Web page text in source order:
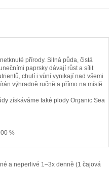
přírody. Silná půda, čistá
paprsky dávají růst a sílit
chutí i vůní vynikají nad všemi
výhradně ručně a přímo na místě
získáváme také plody Organic Sea
%
a neperlivé 1–3x denně (1 čajová